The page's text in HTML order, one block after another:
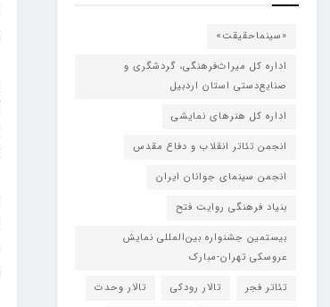
«سینماحقیقت»
اداره کل میراث‌فرهنگی، گردشگری و
صنایع‌دستی استان اردبیل
اداره کل هنرهای نمایشی
انجمن تئاتر انقلاب و دفاع مقدس
انجمن سینمای جوانان ایران
بنیاد فرهنگی روایت فتح
بیستمین جشنواره بین‌المللی نمایش
عروسکی تهران-مبارک
تئاتر فجر
تالار رودکی
تالار وحدت